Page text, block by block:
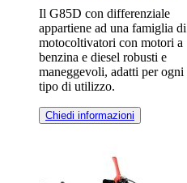
Il G85D con differenziale
appartiene ad una famiglia di
motocoltivatori con motori a
benzina e diesel robusti e
maneggevoli, adatti per ogni
tipo di utilizzo.
Chiedi informazioni